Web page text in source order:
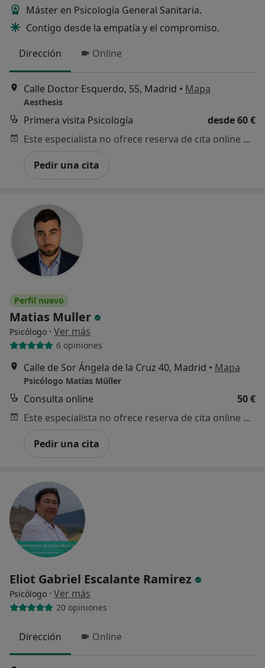
Máster en Psicología General Sanitaria.
Contigo desde la empatía y el compromiso.
Dirección
Online
Calle Doctor Esquerdo, 55, Madrid • Mapa
Aesthesis
Primera visita Psicología
desde 60 €
Este especialista no ofrece reserva de cita online en esta dirección.
Pedir una cita
Perfil nuevo
Matias Muller
Psicólogo · Ver más
6 opiniones
Calle de Sor Ángela de la Cruz 40, Madrid • Mapa
Psicólogo Matías Müller
Consulta online
50 €
Este especialista no ofrece reserva de cita online en esta dirección.
Pedir una cita
Eliot Gabriel Escalante Ramirez
Psicólogo · Ver más
20 opiniones
Dirección Online